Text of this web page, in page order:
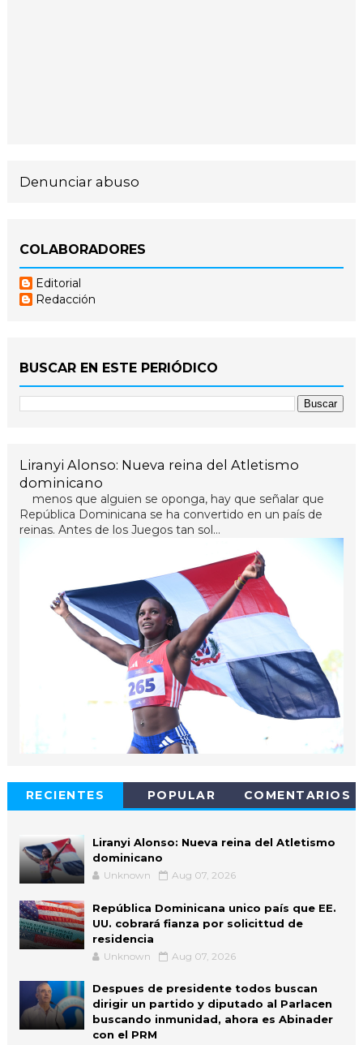
Denunciar abuso
COLABORADORES
Editorial
Redacción
BUSCAR EN ESTE PERIÓDICO
Liranyi Alonso: Nueva reina del Atletismo
dominicano
menos que alguien se oponga, hay que señalar que
República Dominicana se ha convertido en un país de
reinas. Antes de los Juegos tan sol...
RECIENTES POPULAR COMENTARIOS
Liranyi Alonso: Nueva reina del Atletismo
dominicano
Unknown Aug 07, 2026
República Dominicana unico país que EE.
UU. cobrará fianza por solicittud de
residencia
Unknown Aug 07, 2026
Despues de presidente todos buscan
dirigir un partido y diputado al Parlacen
buscando inmunidad, ahora es Abinader
con el PRM